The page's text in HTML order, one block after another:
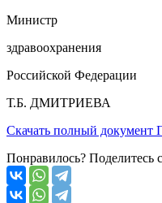
Министр
здравоохранения
Российской Федерации
Т.Б. ДМИТРИЕВА
Скачать полный документ
Понравилось? Поделитесь